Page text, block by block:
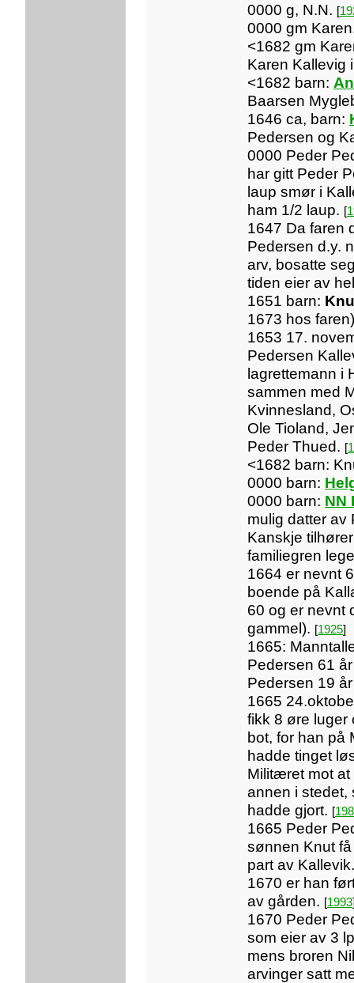
0000 g, N.N. [
0000 gm
<1682 gm
Karen Kallevig
<1682 barn:
Baarsen
1646 ca, barn:
Pedersen og
0000 Peder
har gitt Peder
laup smør i
ham 1/2 laup. [
1647 Da faren
Pedersen d.y.
arv, bosatte
tiden eier av
1651 barn:
1673 hos
1653 17.
Pedersen
lagrettemann i
sammen med
Kvinnesland,
Ole Tioland,
Peder Thued. [
<1682 barn:
0000 barn:
0000 barn: NN
mulig datter
Kanskje
familiegren
1664 er nevnt
boende på
60 og er nevnt
gammel). [1925]
1665:
Pedersen 61
Pedersen 19
1665
fikk 8 øre luger
bot, for han på
hadde tinget
Militæret mot
annen i stedet,
hadde gjort. [
1665 Peder
sønnen Knut
part av
1670 er han
av gården. [1993
1670 Peder
som eier av 3
mens broren
arvinger satt